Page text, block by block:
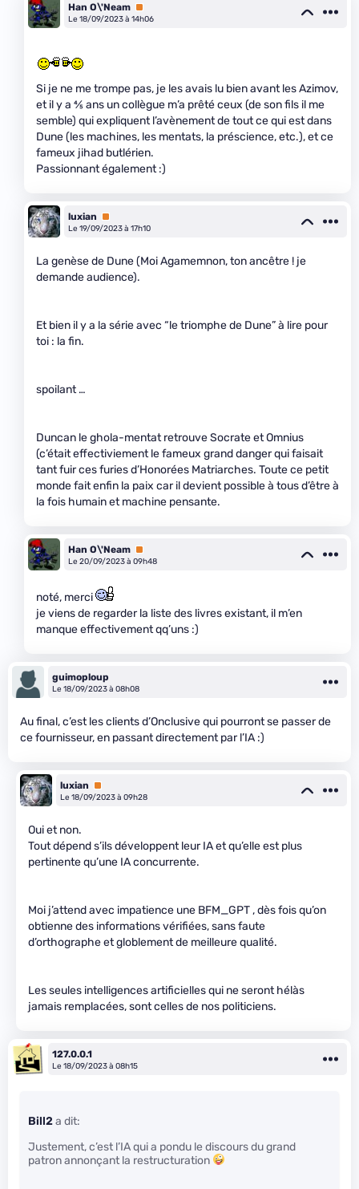
Han O\'Neam Premium
Le 18/09/2023 à 14h06
Si je ne me trompe pas, je les avais lu bien avant les Azimov,
et il y a 4⁄5ans un collègue m’a prêté ceux (de son fils il me
semble) qui expliquent l’avènement de tout ce qui est dans
Dune (les machines, les mentats, la préscience, etc.), et ce
fameux jihad butlérien.
Passionnant également :)
luxian
Premium
Le 19/09/2023 à 17h10
La genèse de Dune (Moi Agamemnon, ton ancêtre ! je
demande audience).
Et bien il y a la série avec “le triomphe de Dune” à lire pour
toi : la fin.
spoilant …
Duncan le ghola-mentat retrouve Socrate et Omnius
(c’était effectiviement le fameux grand danger qui faisait
tant fuir ces furies d’Honorées Matriarches. Toute ce petit
monde fait enfin la paix car il devient possible à tous d’être à
la fois humain et machine pensante.
Han O\'Neam Premium
Le 20/09/2023 à 09h48
noté, merci
je viens de regarder la liste des livres existant, il m’en
manque effectivement qq’uns :)
guimoploup
Le 18/09/2023 à 08h08
Au final, c’est les clients d’Onclusive qui pourront se passer de
ce fournisseur, en passant directement par l’IA :)
luxian
Premium
Le 18/09/2023 à 09h28
Oui et non.
Tout dépend s’ils développent leur IA et qu’elle est plus
pertinente qu’une IA concurrente.
Moi j’attend avec impatience une BFM_GPT , dès fois qu’on
obtienne des informations vérifiées, sans faute
d’orthographe et globlement de meilleure qualité.
Les seules intelligences artificielles qui ne seront hélàs
jamais remplacées, sont celles de nos politiciens.
127.0.0.1
Le 18/09/2023 à 08h15
Bill2a dit:
Justement, c’est l’IA qui a pondu le discours du grand
patron annonçant la restructuration